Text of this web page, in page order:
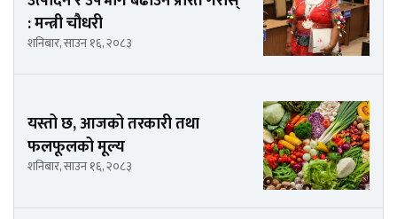
: मन्त्री चौधरी
शनिबार, साउन १६, २०८३
यस्तो छ, आजको तरकारी तथा
फलफूलको मूल्य
शनिबार, साउन १६, २०८३